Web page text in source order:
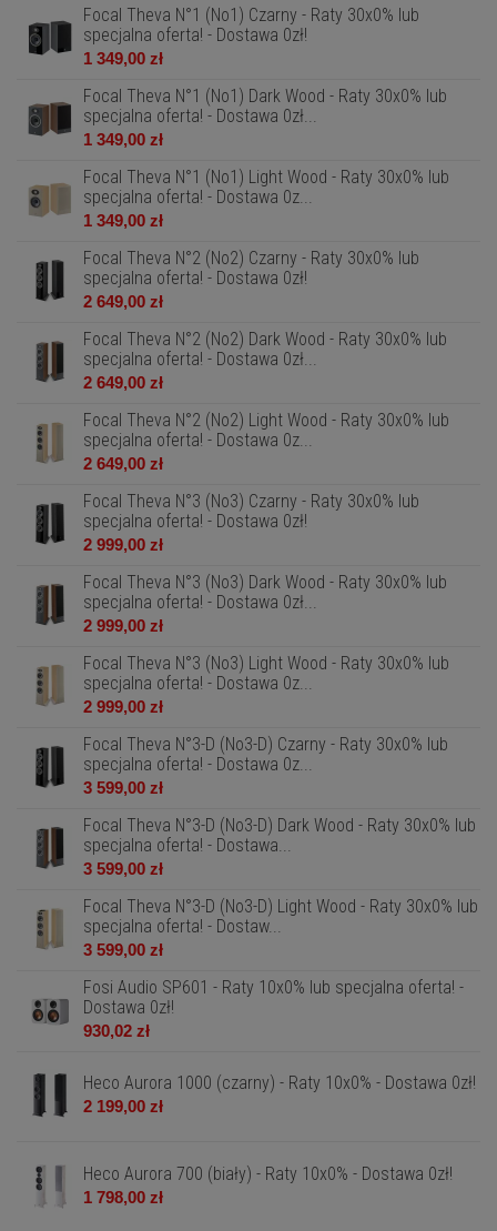
Focal Theva N°1 (No1) Czarny - Raty 30x0% lub
specjalna oferta! - Dostawa 0zł!
1 349,00 zł
Focal Theva N°1 (No1) Dark Wood - Raty 30x0% lub
specjalna oferta! - Dostawa 0zł...
1 349,00 zł
Focal Theva N°1 (No1) Light Wood - Raty 30x0% lub
specjalna oferta! - Dostawa 0z...
1 349,00 zł
Focal Theva N°2 (No2) Czarny - Raty 30x0% lub
specjalna oferta! - Dostawa 0zł!
2 649,00 zł
Focal Theva N°2 (No2) Dark Wood - Raty 30x0% lub
specjalna oferta! - Dostawa 0zł...
2 649,00 zł
Focal Theva N°2 (No2) Light Wood - Raty 30x0% lub
specjalna oferta! - Dostawa 0z...
2 649,00 zł
Focal Theva N°3 (No3) Czarny - Raty 30x0% lub
specjalna oferta! - Dostawa 0zł!
2 999,00 zł
Focal Theva N°3 (No3) Dark Wood - Raty 30x0% lub
specjalna oferta! - Dostawa 0zł...
2 999,00 zł
Focal Theva N°3 (No3) Light Wood - Raty 30x0% lub
specjalna oferta! - Dostawa 0z...
2 999,00 zł
Focal Theva N°3-D (No3-D) Czarny - Raty 30x0% lub
specjalna oferta! - Dostawa 0z...
3 599,00 zł
Focal Theva N°3-D (No3-D) Dark Wood - Raty 30x0% lub
specjalna oferta! - Dostawa...
3 599,00 zł
Focal Theva N°3-D (No3-D) Light Wood - Raty 30x0% lub
specjalna oferta! - Dostaw...
3 599,00 zł
Fosi Audio SP601 - Raty 10x0% lub specjalna oferta! -
Dostawa 0zł!
930,02 zł
Heco Aurora 1000 (czarny) - Raty 10x0% - Dostawa 0zł!
2 199,00 zł
Heco Aurora 700 (biały) - Raty 10x0% - Dostawa 0zł!
1 798,00 zł